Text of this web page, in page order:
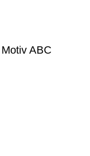
ABC